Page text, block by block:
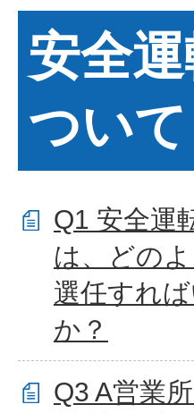
安全
ついて
Q1 安全運
は、どの
選任すれ
か？
Q3 A営業